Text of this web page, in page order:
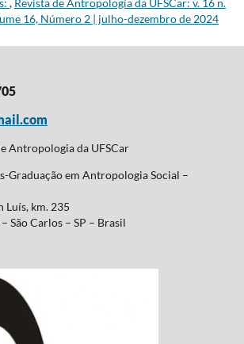
, Revista de Antropologia da UFSCar: v. 16 n.
16, Número 2 | julho-dezembro de 2024
Antropologia da UFSCar
Graduação em Antropologia Social –
Luís, km. 235
São Carlos – SP – Brasil